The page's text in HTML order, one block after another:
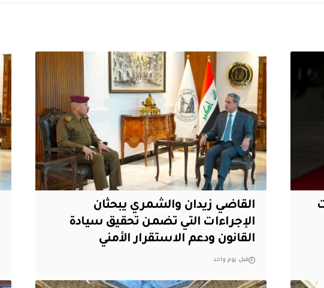
القاضي زيدان والشمري يبحثان
الإجراءات التي تضمن تحقيق سيادة
القانون ودعم الاستقرار الأمني
قبل يوم واحد